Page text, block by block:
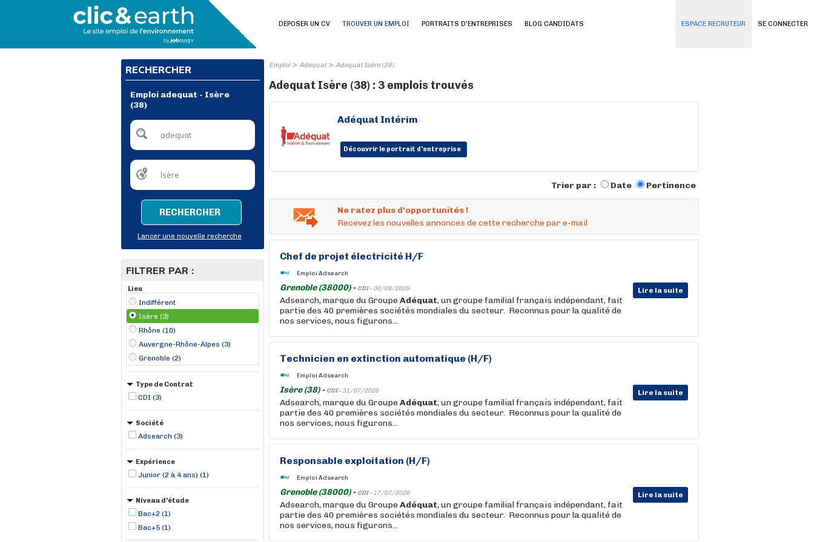
SE CONNECTER
DEPOSER UN CV TROUVER UN EMPLOI PORTRAITS D'ENTREPRISES BLOG CANDIDATS ESPACE RECRUTEUR
RECHERCHER
Emploi adequat - Isère
(38)
RECHERCHER
Lancer une nouvelle recherche
FILTRER PAR :
Lieu
Indifférent
Isère (3)
Rhône (10)
Auvergne-Rhône-Alpes (3)
Grenoble (2)
Type de Contrat
CDI (3)
Société
Adsearch (3)
Expérience
Junior (2 à 4 ans) (1)
Niveau d'étude
Bac+2 (1)
Bac+5 (1)
Emploi> Adequat> Adequat Isère (38)
Adequat Isère (38) : 3 emplois trouvés
Adéquat Intérim
Découvrir le portrait d'entreprise
Trier par : Date Pertinence
Ne ratez plus d'opportunités !
Recevez les nouvelles annonces de cette recherche par e-mail
Chef de projet électricité H/F
Emploi Adsearch
Grenoble (38000) - CDI - 06/08/2026 Lire la suite
Adsearch, marque du GroupeAdéquat, un groupe familial français indépendant, fait
partie des 40 premières sociétés mondiales du secteur. Reconnus pour la qualité de
nos services, nous figurons...
Technicien en extinction automatique (H/F)
Emploi Adsearch
Isère (38) - CDI - 31/07/2026 Lire la suite
Adsearch, marque du GroupeAdéquat, un groupe familial français indépendant, fait
partie des 40 premières sociétés mondiales du secteur. Reconnus pour la qualité de
nos services, nous figurons...
Responsable exploitation (H/F)
Emploi Adsearch
Grenoble (38000) - CDI - 17/07/2026 Lire la suite
Adsearch, marque du GroupeAdéquat, un groupe familial français indépendant, fait
partie des 40 premières sociétés mondiales du secteur. Reconnus pour la qualité de
nos services, nous figurons...